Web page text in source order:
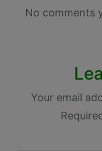
No comments
Your email